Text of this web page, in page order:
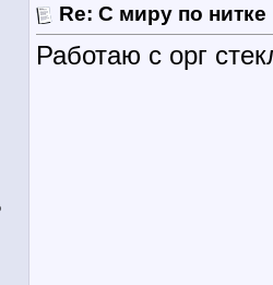
Re: С миру по
Работаю с орг